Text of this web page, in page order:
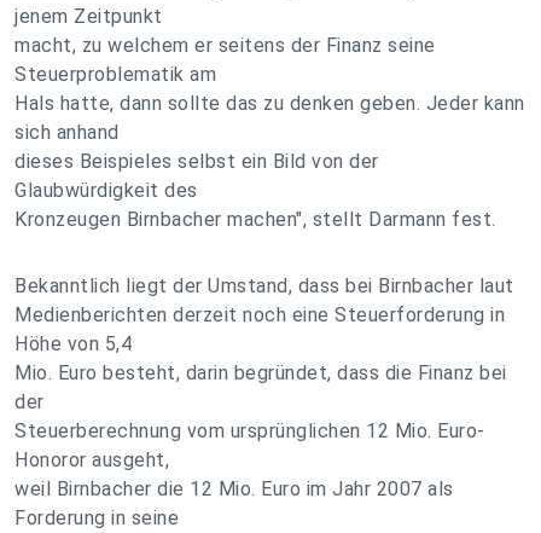
jenem Zeitpunkt
macht, zu welchem er seitens der Finanz seine
Steuerproblematik am
Hals hatte, dann sollte das zu denken geben. Jeder kann
sich anhand
dieses Beispieles selbst ein Bild von der
Glaubwürdigkeit des
Kronzeugen Birnbacher machen", stellt Darmann fest.
Bekanntlich liegt der Umstand, dass bei Birnbacher laut
Medienberichten derzeit noch eine Steuerforderung in
Höhe von 5,4
Mio. Euro besteht, darin begründet, dass die Finanz bei
der
Steuerberechnung vom ursprünglichen 12 Mio. Euro-
Honoror ausgeht,
weil Birnbacher die 12 Mio. Euro im Jahr 2007 als
Forderung in seine